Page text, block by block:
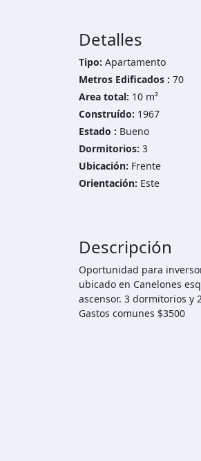
Detalles
Tipo: Apartamento
Metros Edificados : 70
Area total: 10 m²
Construído: 1967
Estado : Bueno
Dormitorios: 3
Ubicación: Frente
Orientación: Este
Descripción
Oportunidad para
ubicado en Canelones
ascensor. 3 dormitorios y
Gastos comunes $3500